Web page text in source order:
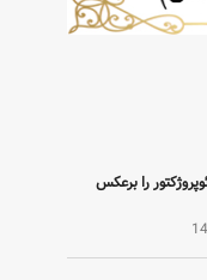
را برعکس